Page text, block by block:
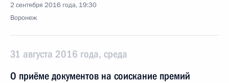
2 сентября 2016 года, 19:30
Воронеж
31 августа 2016 года, среда
О приёме документов на соискание премий